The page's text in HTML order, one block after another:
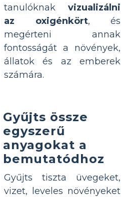
tanulóknak vizualizálni
az oxigénkört, és
megérteni annak
fontosságát a növények,
állatok és az emberek
számára.
Gyűjts össze
egyszerű
anyagokat a
bemutatódhoz
Gyűjts tiszta üvegeket,
vizet, leveles növényeket